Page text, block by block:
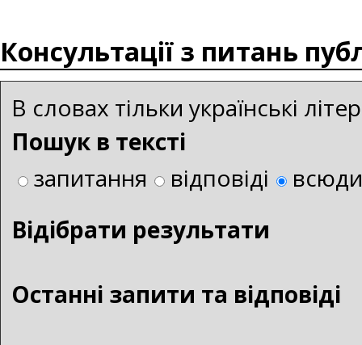
Консультації з питань
В словах тільки українські
Пошук в тексті
запитання
відповіді
всюди
Bідібрати результати
Останні запити та відповіді